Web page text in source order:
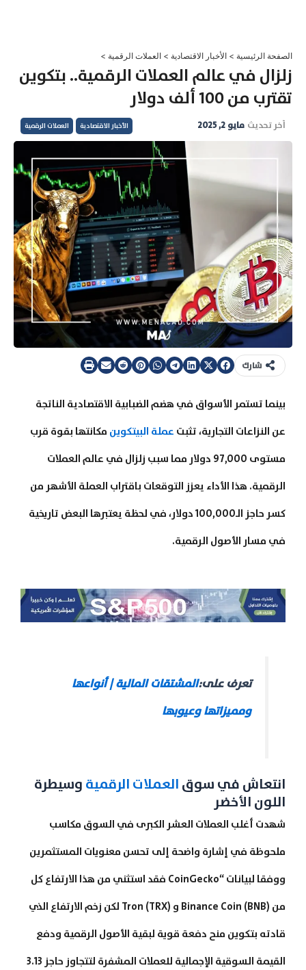
الصفحة الرئيسية > الأخبار الاقتصادية > العملات الرقمية >
زلزال في عالم العملات الرقمية.. بتكوين
تقترب من 100 ألف دولار
آخر تحديث مايو 2, 2025 الأخبار الاقتصادية العملات الرقمية
شارك
بينما تستمر الأسواق في هضم الضبابية الاقتصادية الناتجة
عن النزاعات التجارية، تثبت عملة البيتكوين مكانتها بقوة قرب
مستوى 97,000 دولار مما سبب زلزال في عالم العملات
الرقمية. هذا الأداء يعزز التوقعات باقتراب العملة الأشهر من
كسر حاجز الـ100,000 دولار، في لحظة يعتبرها البعض تاريخية
في مسار الأصول الرقمية.
تعرف على:المشتقات المالية | أنواعها
ومميزاتها وعيوبها
انتعاش في سوق العملات الرقمية وسيطرة
اللون الأخضر
شهدت أغلب العملات العشر الكبرى في السوق مكاسب
ملحوظة في إشارة واضحة إلى تحسن معنويات المستثمرين
ووفقا لبيانات “CoinGecko فقد استثني من هذا الارتفاع كل
من Binance Coin (BNB) و Tron (TRX) لكن زخم الارتفاع الذي
قادته بتكوين منح دفعة قوية لبقية الأصول الرقمية ودفع
القيمة السوقية الإجمالية للعملات المشفرة لتتجاوز حاجز 3.13